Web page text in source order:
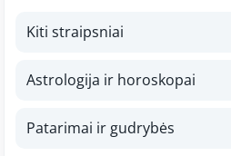
Kiti straipsniai
Astrologija ir horoskopai
Patarimai ir gudrybės